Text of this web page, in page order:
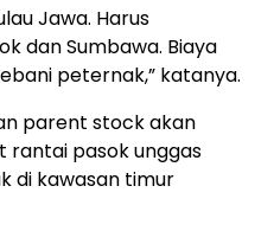
Jawa. Harus
dan Sumbawa. Biaya
peternak,” katanya.
parent stock akan
rantai pasok unggas
di kawasan timur